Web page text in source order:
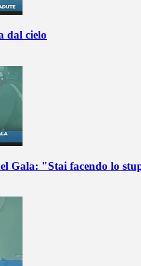
dal cielo
Gala: "Stai facendo lo